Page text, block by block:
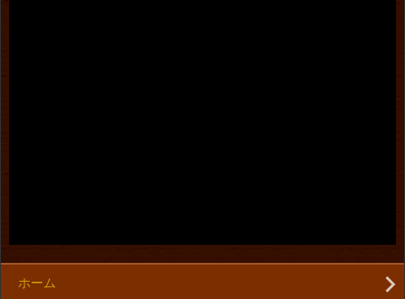
ホーム